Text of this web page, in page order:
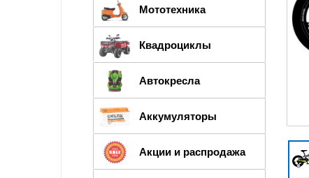
Мототехника
Квадроциклы
Автокресла
Аккумуляторы
Акции и распродажа